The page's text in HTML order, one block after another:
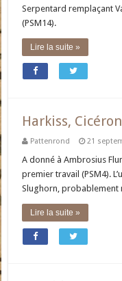
Serpentard remplaçant
(PSM14).
Lire la suite »
Harkiss, Cicéron
Pattenrond 21
A donné à Ambrosius
premier travail (PSM4).
Slughorn, probablement
Lire la suite »